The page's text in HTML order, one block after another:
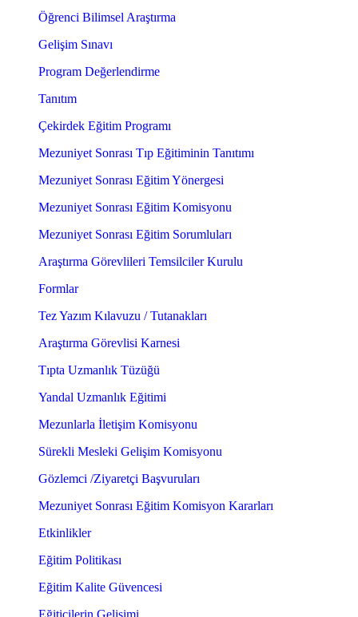
Öğrenci Bilimsel Araştırma
Gelişim Sınavı
Program Değerlendirme
Tanıtım
Çekirdek Eğitim Programı
Mezuniyet Sonrası Tıp Eğitiminin Tanıtımı
Mezuniyet Sonrası Eğitim Yönergesi
Mezuniyet Sonrası Eğitim Komisyonu
Mezuniyet Sonrası Eğitim Sorumluları
Araştırma Görevlileri Temsilciler Kurulu
Formlar
Tez Yazım Kılavuzu / Tutanakları
Araştırma Görevlisi Karnesi
Tıpta Uzmanlık Tüzüğü
Yandal Uzmanlık Eğitimi
Mezunlarla İletişim Komisyonu
Sürekli Mesleki Gelişim Komisyonu
Gözlemci /Ziyaretçi Başvuruları
Mezuniyet Sonrası Eğitim Komisyon Kararları
Etkinlikler
Eğitim Politikası
Eğitim Kalite Güvencesi